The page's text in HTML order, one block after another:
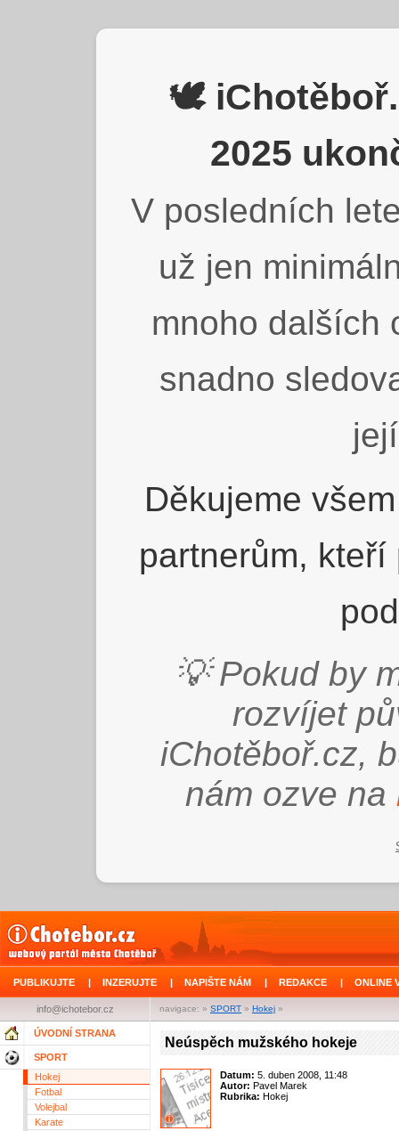
🕊️
2025
V posledních
už jen
mnoho dalších
snadno
Děkujeme
partnerům,
💡 Pokud by
rozvíjet
iChotěboř.cz,
nám ozve na
PUBLIKUJTE | INZERUJTE | NAPIŠTE NÁM | REDAKCE | ONLINE
navigace: » SPORT » Hokej »
info@ichotebor.cz
ÚVODNÍ STRANA
SPORT
Hokej
Fotbal
Volejbal
Karate
Neúspěch mužského hokeje
Datum: 5. duben 2008, 11:48
Autor: Pavel Marek
Rubrika: Hokej